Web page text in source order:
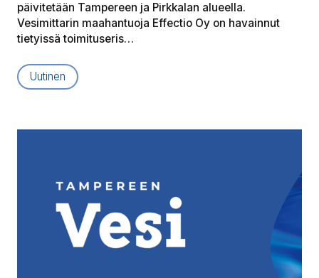
päivitetään Tampereen ja Pirkkalan alueella.
Vesimittarin maahantuoja Effectio Oy on havainnut
tietyissä toimituseris…
Uutinen